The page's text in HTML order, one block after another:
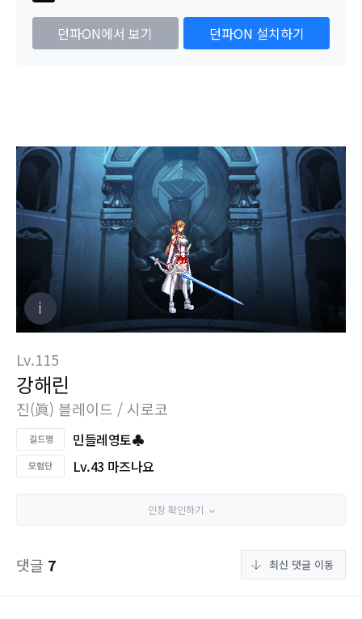
던파ON에서 보기 던파ON 설치하기
Lv.115
강해린
진(眞) 블레이드 / 시로코
민들레영토♣
Lv.43 마즈나요
인장 확인하기
댓글 7 최신 댓글 이동